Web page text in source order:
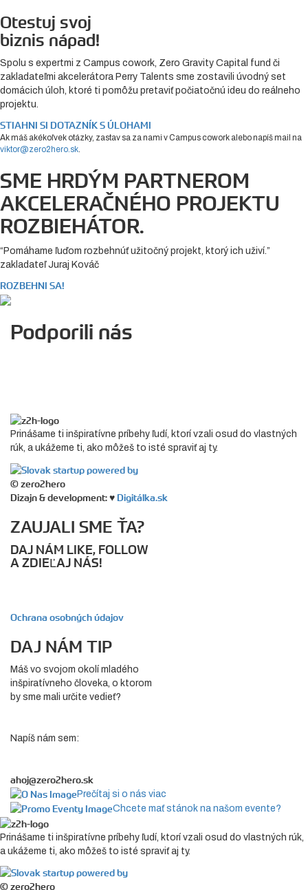
Otestuj svoj
biznis nápad!
Spolu s expertmi z Campus cowork, Zero Gravity Capital fund či
zakladateľmi akcelerátora Perry Talents sme zostavili úvodný set
domácich úloh, ktoré ti pomôžu pretaviť počiatočnú ideu do reálneho
projektu.
STIAHNI SI DOTAZNÍK S ÚLOHAMI
Ak máš akékoľvek otázky, zastav sa za nami v Campus cowork alebo napíš mail na
viktor@zero2hero.sk
SME HRDÝM PARTNEROM
AKCELERAČNÉHO PROJEKTU
ROZBIEHÁTOR.
“Pomáhame ľuďom rozbehnúť užitočný projekt, ktorý ich uživí.”
zakladateľ Juraj Kováč
ROZBEHNI SA!
Podporili nás
Prinášame ti inšpiratívne príbehy ľudí, ktorí vzali osud do vlastných
rúk, a ukážeme ti, ako môžeš to isté spraviť aj ty.
© zero2hero
Dizajn & development: ♥ Digitálka.sk
ZAUJALI SME ŤA?
DAJ NÁM LIKE, FOLLOW
A ZDIEĽAJ NÁS!
Ochrana osobných údajov
DAJ NÁM TIP
Máš vo svojom okolí mladého
inšpiratívneho človeka, o ktorom
by sme mali určite vedieť?
Napíš nám sem:
ahoj@zero2hero.sk
Prečítaj si o nás viac
Chcete mať stánok na našom evente?
Prinášame ti inšpiratívne príbehy ľudí, ktorí vzali osud do vlastných rúk,
a ukážeme ti, ako môžeš to isté spraviť aj ty.
© zero2hero